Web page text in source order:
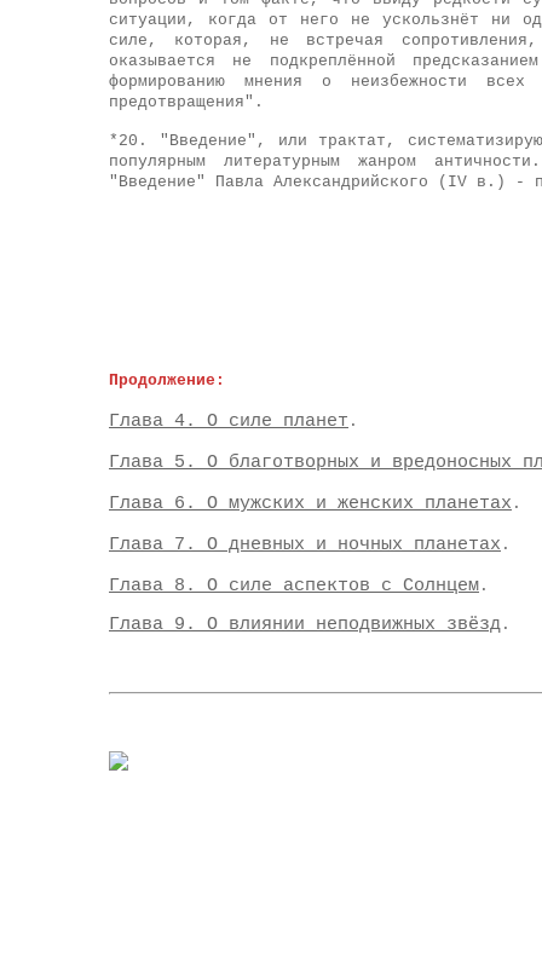
ситуации, когда от него не ускользнёт ни
силе, которая, не встречая
оказывается не подкреплённой
формированию мнения о неизбежности
предотвращения".
*20. "Введение", или трактат,
популярным литературным жанром
"Введение" Павла Александрийского (IV в.) -
Продолжение:
Глава 4. О силе планет .
Глава 5. О благотворных и вредоносных
Глава 6. О мужских и женских планетах .
Глава 7. О дневных и ночных планетах .
Глава 8 . О силе аспектов с Солнцем .
Глава 9. О влиянии неподвижных звёзд .